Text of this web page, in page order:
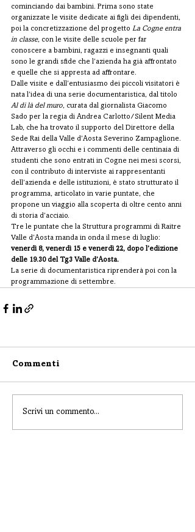
cominciando dai bambini. Prima sono state
organizzate le visite dedicate ai figli dei dipendenti,
poi la concretizzazione del progetto La Cogne entra
in classe, con le visite delle scuole per far
conoscere a bambini, ragazzi e insegnanti quali
sono le grandi sfide che l’azienda ha già affrontato
e quelle che si appresta ad affrontare.
Dalle visite e dall’entusiasmo dei piccoli visitatori è
nata l’idea di una serie documentaristica, dal titolo
Al di là del muro, curata dal giornalista Giacomo
Sado per la regia di Andrea Carlotto/Silent Media
Lab, che ha trovato il supporto del Direttore della
Sede Rai della Valle d’Aosta Severino Zampaglione.
Attraverso gli occhi e i commenti delle centinaia di
studenti che sono entrati in Cogne nei mesi scorsi,
con il contributo di interviste ai rappresentanti
dell’azienda e delle istituzioni, è stato strutturato il
programma, articolato in varie puntate, che
propone un viaggio alla scoperta di oltre cento anni
di storia d’acciaio.
Tre le puntate che la Struttura programmi di Raitre
Valle d’Aosta manda in onda il mese di luglio:
venerdì 8, venerdì 15 e venerdì 22, dopo l’edizione
delle 19.30 del Tg3 Valle d’Aosta.
La serie di documentaristica riprenderà poi con la
programmazione di settembre.
Commenti
Scrivi un commento...